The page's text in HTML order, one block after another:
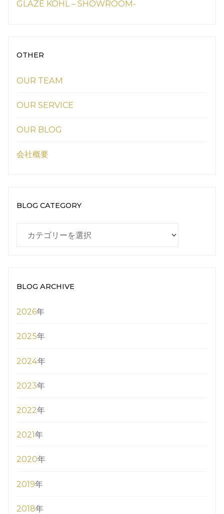
GLAZE KOHL – SHOWROOM-
OTHER
OUR TEAM
OUR SERVICE
OUR BLOG
会社概要
BLOG CATEGORY
BLOG ARCHIVE
2026年
2025年
2024年
2023年
2022年
2021年
2020年
2019年
2018年